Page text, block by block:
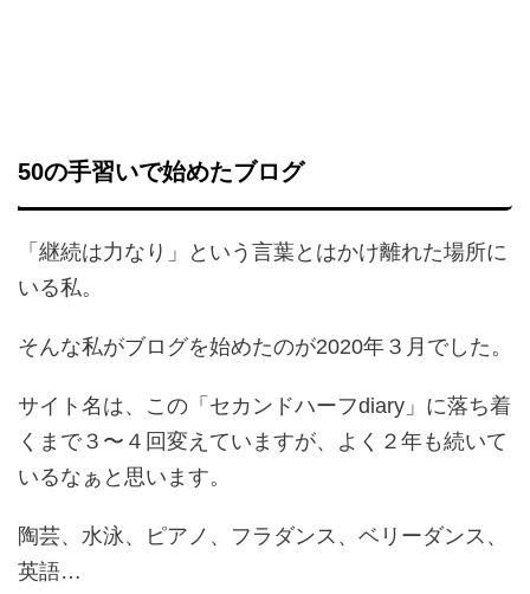
50の手習いで始めたブログ
「継続は力なり」という言葉とはかけ離れた場所に
いる私。
そんな私がブログを始めたのが2020年３月でした。
サイト名は、この「セカンドハーフdiary」に落ち着
くまで３〜４回変えていますが、よく２年も続いて
いるなぁと思います。
陶芸、水泳、ピアノ、 フラダンス、ベリーダンス、
英語…